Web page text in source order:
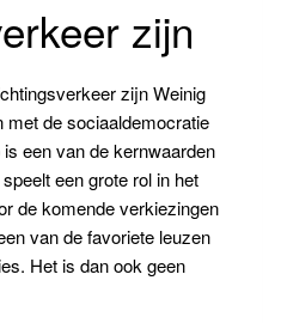
zijn
zijn Weinig
de sociaaldemocratie
is een van de kernwaarden
een grote rol in het
de komende verkiezingen
van de favoriete leuzen
Het is dan ook geen